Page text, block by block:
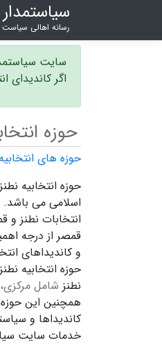
سیاستمدار
رسانه اهالی
سایت
اگر کاندیدای
حوزه
حوزه های
اسلامی می باشد.
انتخابات نطنز و
قمصر از درجه
و کاندیداهای
حوزه انتخابیه
نطنز شامل
همچنین این
خدمات سایت